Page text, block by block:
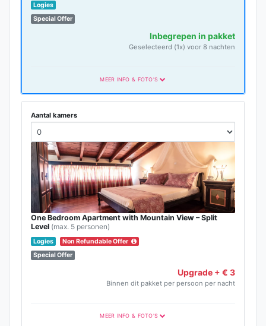
Logies
Special Offer
Inbegrepen in pakket
Geselecteerd (1x) voor 8 nachten
MEER INFO & FOTO'S
Aantal kamers
One Bedroom Apartment with Mountain View – Split
Level (max. 5 personen)
Logies
Non Refundable Offer
Special Offer
Upgrade + € 3
Binnen dit pakket per persoon per nacht
MEER INFO & FOTO'S